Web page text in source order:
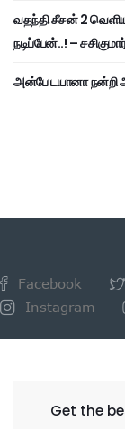
வதந்தி சீசன் 2
நடிப்பேன்..! –
அன்பே டயானா நன்றி
Facebook
Instagram
Get the